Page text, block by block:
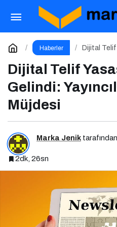
Haberler
Dijital Telif
Dijital Telif
Gelindi:
Müjdesi
Marka Jenik
2dk, 26sn
Kişisel Marka
Yorum Yap